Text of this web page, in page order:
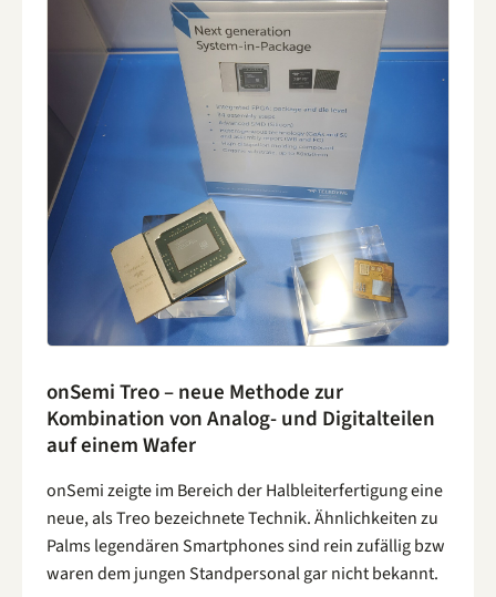
onSemi Treo – neue Methode zur
Kombination von Analog- und Digitalteilen
auf einem Wafer
onSemi zeigte im Bereich der Halbleiterfertigung eine
neue, als Treo bezeichnete Technik. Ähnlichkeiten zu
Palms legendären Smartphones sind rein zufällig bzw
waren dem jungen Standpersonal gar nicht bekannt.